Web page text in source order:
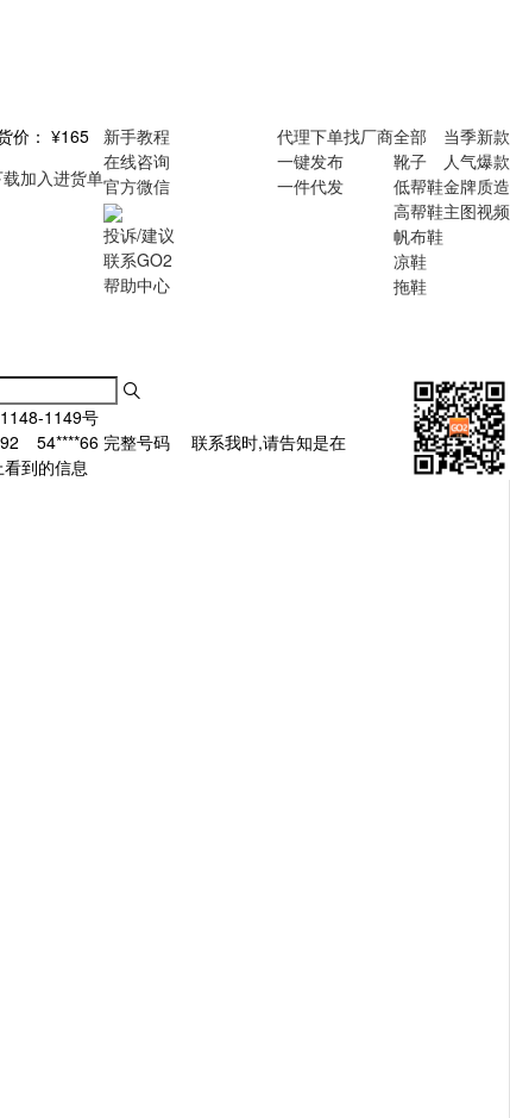
当季新款
人气爆款
金牌质造
主图视频
全部
靴子
低帮鞋
高帮鞋
帆布鞋
凉鞋
拖鞋
找厂商
代理下单
一键发布
一件代发
新手教程
在线咨询
官方微信
投诉/建议
联系GO2
帮助中心
价： ¥165
加入进货单
1149号
54****66 完整号码
联系我时,请告知是在
到的信息